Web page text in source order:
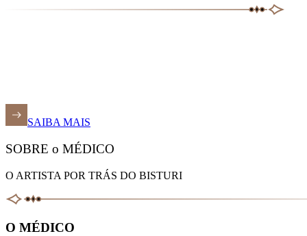
SAIBA MAIS
SOBRE o MÉDICO
O ARTISTA POR TRÁS DO BISTURI
O MÉDICO